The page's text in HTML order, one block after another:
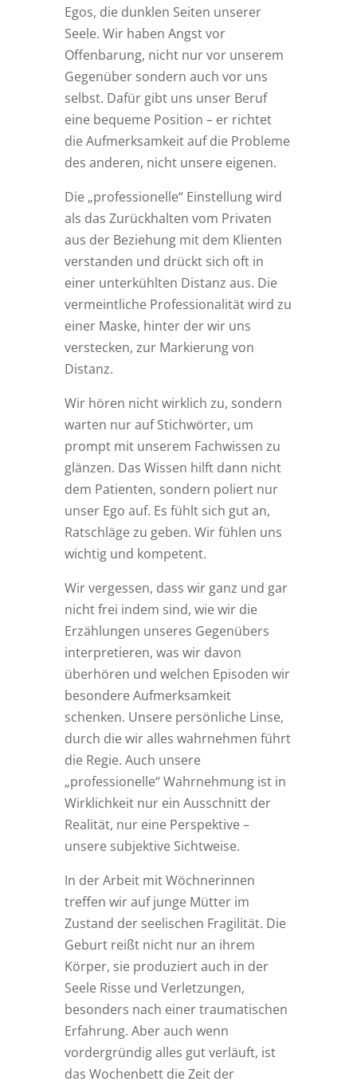
Egos, die dunklen Seiten unserer
Seele. Wir haben Angst vor
Offenbarung, nicht nur vor unserem
Gegenüber sondern auch vor uns
selbst. Dafür gibt uns unser Beruf
eine bequeme Position – er richtet
die Aufmerksamkeit auf die Probleme
des anderen, nicht unsere eigenen.
Die „professionelle“ Einstellung wird
als das Zurückhalten vom Privaten
aus der Beziehung mit dem Klienten
verstanden und drückt sich oft in
einer unterkühlten Distanz aus. Die
vermeintliche Professionalität wird zu
einer Maske, hinter der wir uns
verstecken, zur Markierung von
Distanz.
Wir hören nicht wirklich zu, sondern
warten nur auf Stichwörter, um
prompt mit unserem Fachwissen zu
glänzen. Das Wissen hilft dann nicht
dem Patienten, sondern poliert nur
unser Ego auf. Es fühlt sich gut an,
Ratschläge zu geben. Wir fühlen uns
wichtig und kompetent.
Wir vergessen, dass wir ganz und gar
nicht frei indem sind, wie wir die
Erzählungen unseres Gegenübers
interpretieren, was wir davon
überhören und welchen Episoden wir
besondere Aufmerksamkeit
schenken. Unsere persönliche Linse,
durch die wir alles wahrnehmen führt
die Regie. Auch unsere
„professionelle“ Wahrnehmung ist in
Wirklichkeit nur ein Ausschnitt der
Realität, nur eine Perspektive –
unsere subjektive Sichtweise.
In der Arbeit mit Wöchnerinnen
treffen wir auf junge Mütter im
Zustand der seelischen Fragilität. Die
Geburt reißt nicht nur an ihrem
Körper, sie produziert auch in der
Seele Risse und Verletzungen,
besonders nach einer traumatischen
Erfahrung. Aber auch wenn
vordergründig alles gut verläuft, ist
das Wochenbett die Zeit der